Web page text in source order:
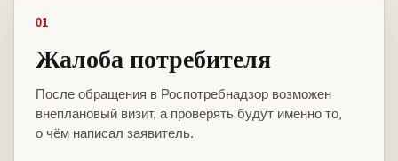
01
Жалоба потребителя
После обращения в Роспотребнадзор возможен
внеплановый визит, а проверять будут именно то,
о чём написал заявитель.